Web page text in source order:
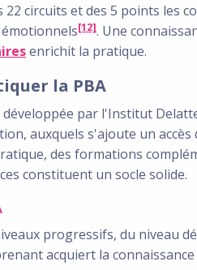
circuits et des 5 points les
[12]. Une
enrichit la pratique.
la PBA
par l'Institut
auxquels s'ajoute un
des formations
constituent un socle solide.
progressifs, du niveau
acquiert la